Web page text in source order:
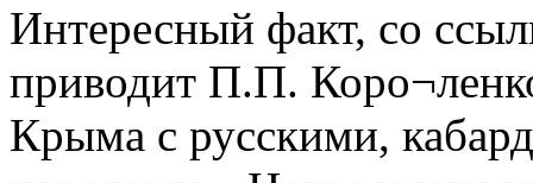
Интересный факт, со
приводит П.П.
Крыма с русскими,